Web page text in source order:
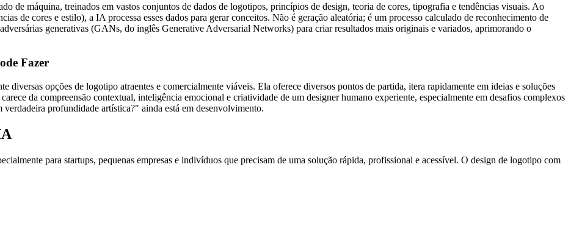
de máquina, treinados em vastos conjuntos de dados de logotipos, princípios de design, teoria de cores, tipografia e tendências visuais. Ao
de cores e estilo), a IA processa esses dados para gerar conceitos. Não é geração aleatória; é um processo calculado de reconhecimento de
generativas (GANs, do inglês Generative Adversarial Networks) para criar resultados mais originais e variados, aprimorando o
Fazer
diversas opções de logotipo atraentes e comercialmente viáveis. Ela oferece diversos pontos de partida, itera rapidamente em ideias e soluções
da compreensão contextual, inteligência emocional e criatividade de um designer humano experiente, especialmente em desafios complexos
verdadeira profundidade artística?" ainda está em desenvolvimento.
para startups, pequenas empresas e indivíduos que precisam de uma solução rápida, profissional e acessível. O design de logotipo com